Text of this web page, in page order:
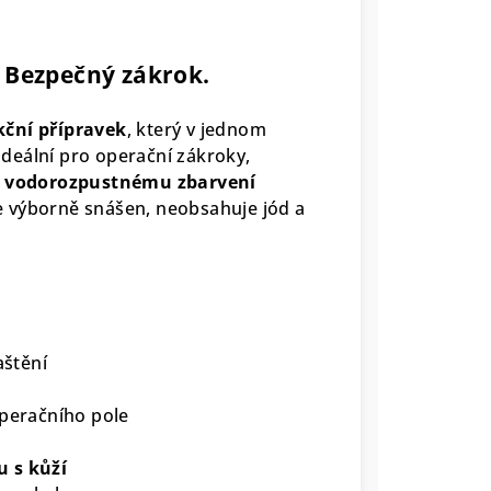
zákrok.
přípravek, který v jednom
pro operační zákroky,
zbarvení
snášen, neobsahuje jód a
pole
s kůží